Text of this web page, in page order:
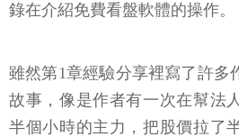
錄在介紹免費看盤軟體的操作。
雖然第1章經驗分享裡寫了許多
故事，像是作者有一次在幫法
半個小時的主力，把股價拉了